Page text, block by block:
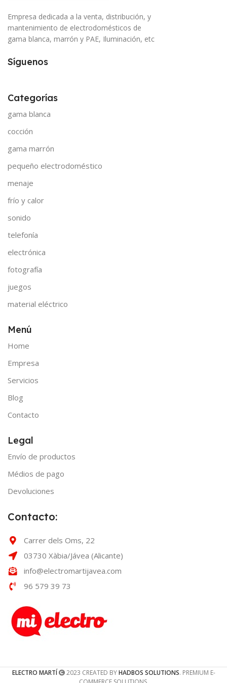
Empresa dedicada a la venta, distribución, y
mantenimiento de electrodomésticos de
gama blanca, marrón y PAE, Iluminación, etc
Síguenos
Categorías
gama blanca
cocción
gama marrón
pequeño electrodoméstico
menaje
frío y calor
sonido
telefonía
electrónica
fotografía
juegos
material eléctrico
Menú
Home
Empresa
Servicios
Blog
Contacto
Legal
Envío de productos
Médios de pago
Devoluciones
Contacto:
Carrer dels Oms, 22
03730 Xàbia/Jávea (Alicante)
info@electromartijavea.com
96 579 39 73
ELECTRO MARTÍ 2023 CREATED BYHADBOS SOLUTIONS. PREMIUM E-